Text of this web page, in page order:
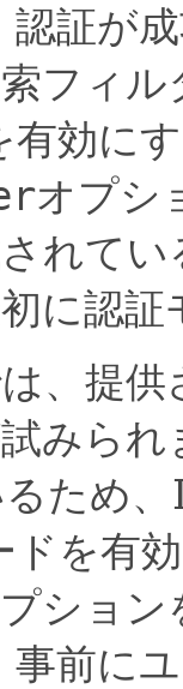
認証が
フィ
有効に
オプシ
れて
に認
、提
みられ
ため
ドを有
ション
事前に